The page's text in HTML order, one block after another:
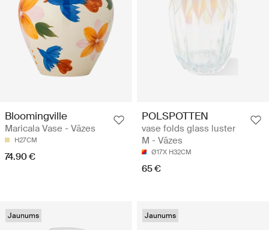
Bloomingville
Maricala Vase - Vāzes
H27CM
74.90 €
POLSPOTTEN
vase folds glass luster
M - Vāzes
Ø17X H32CM
65 €
Jaunums Jaunums